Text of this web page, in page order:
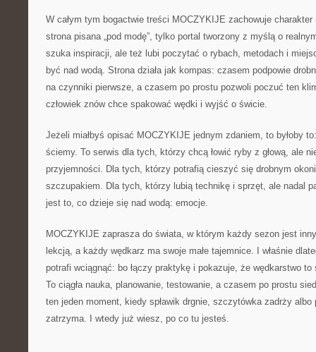
W całym tym bogactwie treści MOCZYKIJE zachowuje
strona pisana „pod modę”, tylko portal tworzony z myślą o
szuka inspiracji, ale też lubi poczytać o rybach, metodach i
być nad wodą. Strona działa jak kompas: czasem podpowie
na czynniki pierwsze, a czasem po prostu pozwoli poczuć ten
człowiek znów chce spakować wędki i wyjść o świcie.
Jeżeli miałbyś opisać MOCZYKIJE jednym zdaniem, to byłoby
ściemy. To serwis dla tych, którzy chcą łowić ryby z głową, ale
przyjemności. Dla tych, którzy potrafią cieszyć się drobnym
szczupakiem. Dla tych, którzy lubią technikę i sprzęt, ale nadal
jest to, co dzieje się nad wodą: emocje.
MOCZYKIJE zaprasza do świata, w którym każdy sezon jest
lekcją, a każdy wędkarz ma swoje małe tajemnice. I właśnie
potrafi wciągnąć: bo łączy praktykę i pokazuje, że wędkarstwo
To ciągła nauka, planowanie, testowanie, a czasem po prostu
ten jeden moment, kiedy spławik drgnie, szczytówka zadrży albo
zatrzyma. I wtedy już wiesz, po co tu jesteś.